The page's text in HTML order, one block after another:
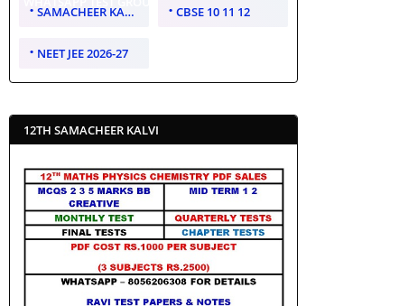
SAMACHEER KALVI 10 11 12 CBSE 10 11 12
NEET JEE 2026-27
12TH SAMACHEER KALVI